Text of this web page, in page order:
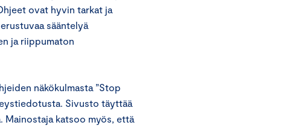
ovat hyvin tarkat ja
sääntelyä
ja riippumaton
näkökulmasta ”Stop
Sivusto täyttää
Mainostaja katsoo myös, että